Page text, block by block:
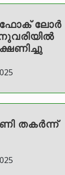
ഫോക് ലോർ
ക്ഷണിച്ചു
തകർന്ന്